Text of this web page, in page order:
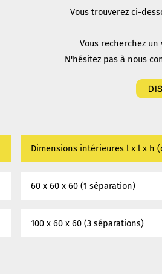
Vous trouverez ci-
Vous recherchez
N'hésitez pas à nous
Dimensions intérieures l x l x h
60 x 60 x 60 (1 séparation)
100 x 60 x 60 (3 séparations)